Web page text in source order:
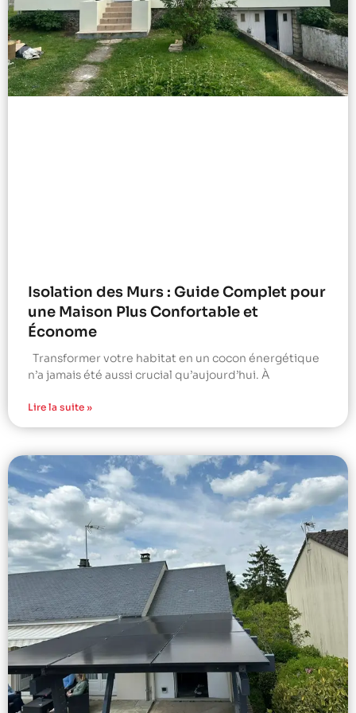
Isolation des Murs : Guide Complet pour
une Maison Plus Confortable et
Économe
Transformer votre habitat en un cocon énergétique
n’a jamais été aussi crucial qu’aujourd’hui. À
Lire la suite »